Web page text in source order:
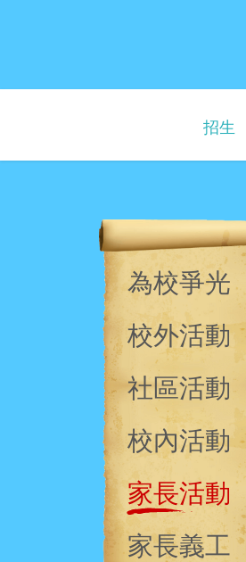
招生
為校爭光
校外活動
社區活動
校內活動
家長活動
家長義工